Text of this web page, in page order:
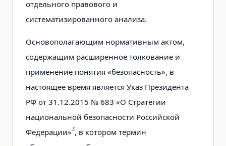
отдельного правового и
систематизированного анализа.
Основополагающим нормативным актом,
содержащим расширенное толкование и
применение понятия «безопасность», в
настоящее время является Указ Президента
РФ от 31.12.2015 № 683 «О Стратегии
национальной безопасности Российской
Федерации»3, в котором термин